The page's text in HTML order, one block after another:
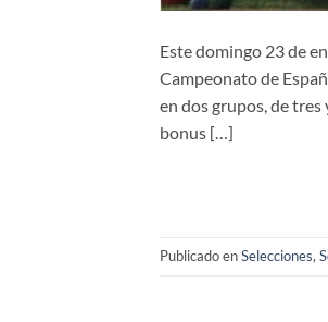
Este domingo 23 de
Campeonato de
en dos grupos, de
bonus […]
Publicado enSelecciones,